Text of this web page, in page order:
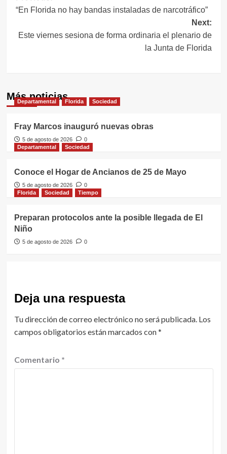
de
entradas
“En Florida no hay bandas instaladas de narcotráfico”
Next:
Este viernes sesiona de forma ordinaria el plenario de
la Junta de Florida
Más noticias
Departamental Florida Sociedad
Fray Marcos inauguró nuevas obras
5 de agosto de 2026
0
Departamental
Sociedad
Conoce el Hogar de Ancianos de 25 de Mayo
5 de agosto de 2026
0
Florida
Sociedad Tiempo
Preparan protocolos ante la posible llegada de El
Niño
5 de agosto de 2026 0
Deja una respuesta
Tu dirección de correo electrónico no será publicada. Los
campos obligatorios están marcados con*
Comentario *